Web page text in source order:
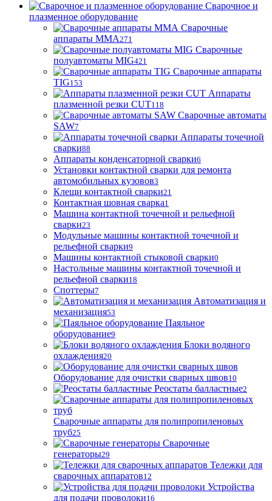
Сварочное и
плазменное оборудование
Сварочные
аппараты MMA271
Сварочные
полуавтоматы MIG421
Сварочные аппараты
TIG153
Аппараты
плазменной резки CUT118
Сварочные автоматы
SAW7
Аппараты точечной
сварки88
Аппараты конденсаторной сварки6
Установки контактной сварки для ремонта
автомобильных кузовов3
Клещи контактной сварки21
Контактная шовная сварка1
Машина контактной точечной и рельефной
сварки23
Модульные машины контактной точечной и
рельефной сварки9
Машины контактной стыковой сварки0
Настольные машины контактной точечной и
рельефной сварки18
Споттеры7
Автоматизация и
механизация53
Паяльное
оборудование9
Блоки водяного
охлаждения20
Оборудование для очистки сварных швов10
Реостаты балластные2
Сварочные аппараты для полипропиленовых
труб25
Сварочные
генераторы29
Тележки для
сварочных аппаратов12
Устройства
для подачи проволоки16